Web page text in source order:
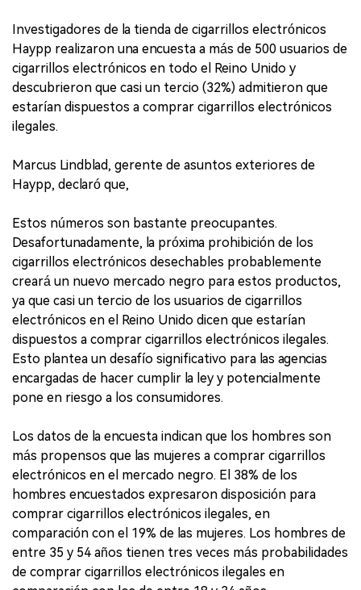
Investigadores de la tienda de cigarrillos electrónicos
Haypp realizaron una encuesta a más de 500 usuarios de
cigarrillos electrónicos en todo el Reino Unido y
descubrieron que casi un tercio (32%) admitieron que
estarían dispuestos a comprar cigarrillos electrónicos
ilegales.
Marcus Lindblad, gerente de asuntos exteriores de
Haypp, declaró que,
Estos números son bastante preocupantes.
Desafortunadamente, la próxima prohibición de los
cigarrillos electrónicos desechables probablemente
creará un nuevo mercado negro para estos productos,
ya que casi un tercio de los usuarios de cigarrillos
electrónicos en el Reino Unido dicen que estarían
dispuestos a comprar cigarrillos electrónicos ilegales.
Esto plantea un desafío significativo para las agencias
encargadas de hacer cumplir la ley y potencialmente
pone en riesgo a los consumidores.
Los datos de la encuesta indican que los hombres son
más propensos que las mujeres a comprar cigarrillos
electrónicos en el mercado negro. El 38% de los
hombres encuestados expresaron disposición para
comprar cigarrillos electrónicos ilegales, en
comparación con el 19% de las mujeres. Los hombres de
entre 35 y 54 años tienen tres veces más probabilidades
de comprar cigarrillos electrónicos ilegales en